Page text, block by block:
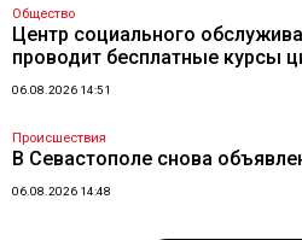
Общество
Центр социального
проводит бесплатные курсы
06.08.2026 14:51
Происшествия
В Севастополе снова
06.08.2026 14:48